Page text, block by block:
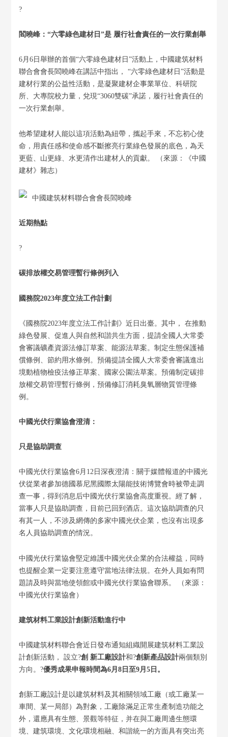
?
閻曉峰：“六零綠色建材日”是 履行社會責任的一次行業創舉
6月6日舉辦的首個“六零綠色建材日”活動上，中國建筑材料
聯合會會長閻曉峰在講話中指出， “六零綠色建材日”活動是
建材行業的公益性活動，是凝聚建材企事業單位、科研院
所、大專院校力量，兌現“3060雙碳”承諾，履行社會責任的
一次行業創舉。
他希望建材人能以這項活動為紐帶，攜起手來，不忘初心使
命，用責任感和使命感不斷擦亮行業綠色發展的底色，為天
更藍、山更綠、水更清作出建材人的貢獻。 （來源：《中國
建材》雜志）
中國建筑材料聯合會會長閻曉峰
近期熱點
?
碳排放權交易管理暫行條例列入
國務院2023年度立法工作計劃
《國務院2023年度立法工作計劃》近日出臺。其中， 在推動
綠色發展、促進人與自然和諧共生方面，提請全國人大常委
會審議礦產資源法修訂草案、能源法草案。制定生態保護補
償條例、節約用水條例。預備提請全國人大常委會審議進出
境動植物檢疫法修正草案、國家公園法草案。預備制定碳排
放權交易管理暫行條例，預備修訂消耗臭氧層物質管理條
例。
中國光伏行業協會澄清：
只是協助調查
中國光伏行業協會6月12日深夜澄清：關于媒體報道的中國光
伏從業者參加德國慕尼黑國際太陽能技術博覽會時被帶走調
查一事，得到消息后中國光伏行業協會高度重視。經了解，
當事人只是協助調查，目前已回到酒店。這次協助調查的只
有其一人，不涉及網傳的多家中國光伏企業，也沒有出現多
名人員協助調查的情況。
中國光伏行業協會堅定維護中國光伏企業的合法權益，同時
也提醒企業一定要注意遵守當地法律法規。在外人員如有問
題請及時與當地使領館或中國光伏行業協會聯系。 （來源：
中國光伏行業協會）
建筑材料工業設計創新活動進行中
中國建筑材料聯合會近日發布通知組織開展建筑材料工業設
計創新活動， 設立?創 新工廠設計和?創新產品設計兩個類別
方向。?優秀成果申報時間為6月8日至9月5日。
創新工廠設計是以建筑材料及其相關領域工廠（或工廠某一
車間、某一局部）為對象，工廠除滿足正常生產制造功能之
外，還應具有生態、景觀等特征，并在與工廠周邊生態環
境、建筑環境、文化環境相融、和諧統一的方面具有突出亮